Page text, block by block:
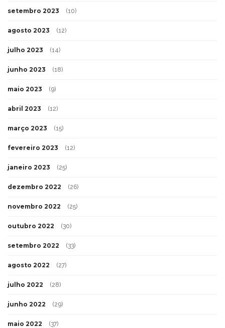
setembro 2023 (10)
agosto 2023 (12)
julho 2023 (14)
junho 2023 (18)
maio 2023 (9)
abril 2023 (12)
março 2023 (15)
fevereiro 2023 (12)
janeiro 2023 (25)
dezembro 2022 (26)
novembro 2022 (25)
outubro 2022 (30)
setembro 2022 (33)
agosto 2022 (27)
julho 2022 (28)
junho 2022 (29)
maio 2022 (37)